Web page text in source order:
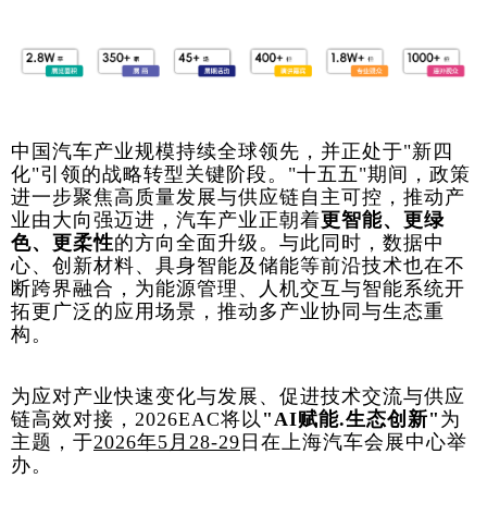
中国汽车产业规模持续全球领先，并正处于"新四
化"引领的战略转型关键阶段。"十五五"期间，政策
进一步聚焦高质量发展与供应链自主可控，推动产
业由大向强迈进，汽车产业正朝着更智能、更绿
色、更柔性的方向全面升级。与此同时，数据中
心、创新材料、具身智能及储能等前沿技术也在不
断跨界融合，为能源管理、人机交互与智能系统开
拓更广泛的应用场景，推动多产业协同与生态重
构。
为应对产业快速变化与发展、促进技术交流与供应
链高效对接，2026EAC将以 "AI赋能.生态创新" 为
主题，于2026年5月28-29 日在上海汽车会展中心举
办。